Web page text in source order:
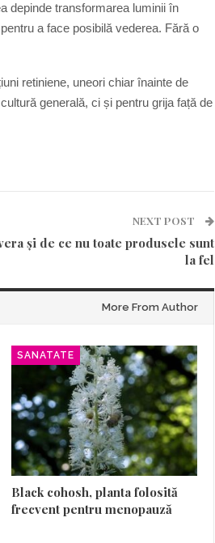
depinde transformarea luminii în
a face posibilă vederea. Fără o
retiniene, uneori chiar înainte de
generală, ci și pentru grija față de
NEXT POST
și de ce nu toate produsele sunt
la fel
More From Author
SANATATE
Black cohosh, planta folosită
frecvent pentru menopauză